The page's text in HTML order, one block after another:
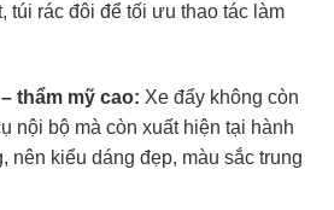
túi rác đôi để tối ưu thao tác làm
thẩm mỹ cao: Xe đẩy không còn
nội bộ mà còn xuất hiện tại hành
nên kiểu dáng đẹp, màu sắc trung